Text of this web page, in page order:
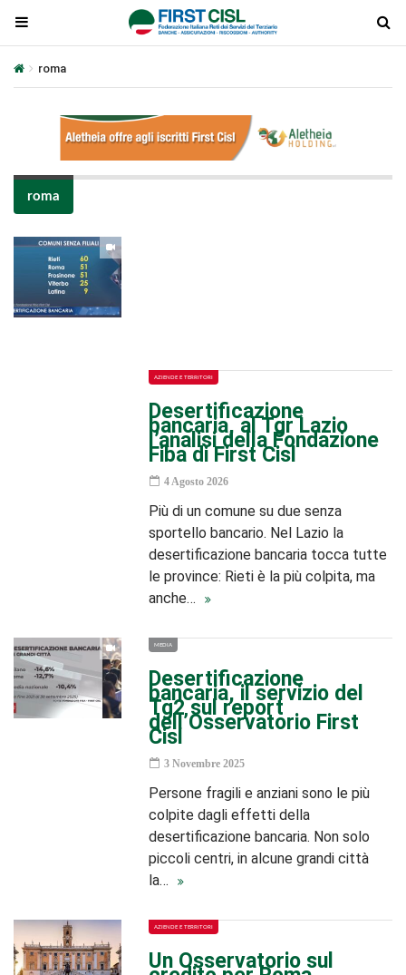
roma
roma
AZIENDE E TERRITORI
Desertificazione
bancaria, al Tgr Lazio
l’analisi della Fondazione
Fiba di First Cisl
4 Agosto 2026
Più di un comune su due senza
sportello bancario. Nel Lazio la
desertificazione bancaria tocca tutte
le province: Rieti è la più colpita, ma
anche…
MEDIA
Desertificazione
bancaria, il servizio del
Tg2 sul report
dell’Osservatorio First
Cisl
3 Novembre 2025
Persone fragili e anziani sono le più
colpite dagli effetti della
desertificazione bancaria. Non solo
piccoli centri, in alcune grandi città
la…
AZIENDE E TERRITORI
Un Osservatorio sul